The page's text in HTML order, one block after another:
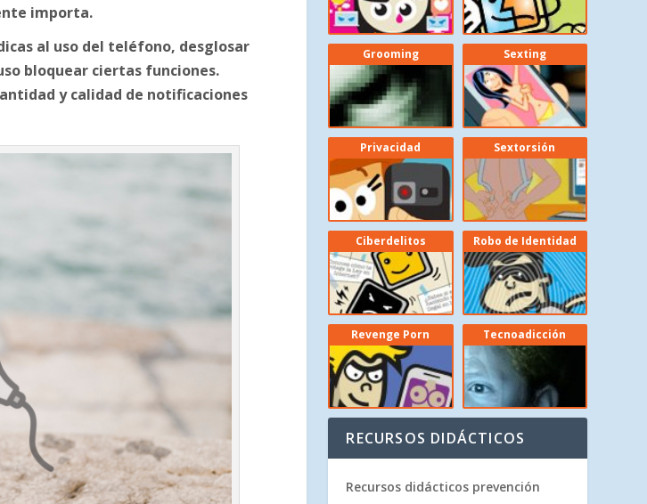
importa.
al uso del teléfono, desglosar
bloquear ciertas funciones.
y calidad de notificaciones
Grooming Sexting
Privacidad Sextorsión
Ciberdelitos Robo de Identidad
Revenge Porn Tecnoadicción
RECURSOS DIDÁCTICOS
Recursos didácticos prevención